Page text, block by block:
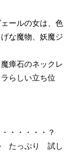
ールの女は、色
な魔物、妖魔ジ
瘴石のネックレ
らしい立ち位
・・・・・？
たっぷり 試し